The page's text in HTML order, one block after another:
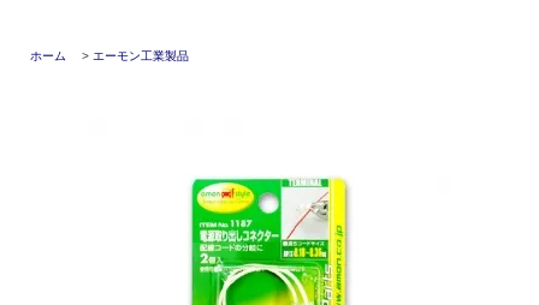
ホーム > エーモン工業製品